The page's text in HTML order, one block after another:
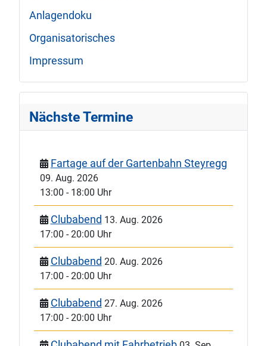
Anlagendoku
Organisatorisches
Impressum
Nächste Termine
Fartage auf der Gartenbahn Steyregg
09. Aug. 2026
13:00 - 18:00 Uhr
Clubabend 13. Aug. 2026
17:00 -20:00 Uhr
Clubabend 20. Aug. 2026
17:00 -20:00 Uhr
Clubabend 27. Aug. 2026
17:00 -20:00 Uhr